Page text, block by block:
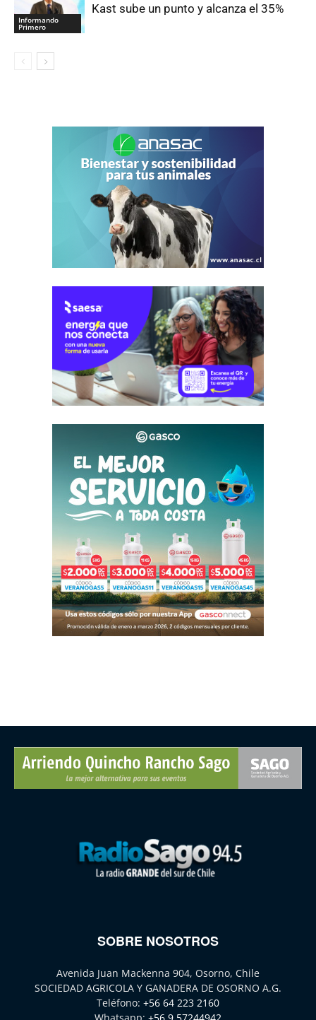
Informando
Primero
Kast sube un punto y alcanza el 35%
SOBRE NOSOTROS
Avenida Juan Mackenna 904, Osorno, Chile
SOCIEDAD AGRICOLA Y GANADERA DE OSORNO A.G.
Teléfono: +56 64 223 2160